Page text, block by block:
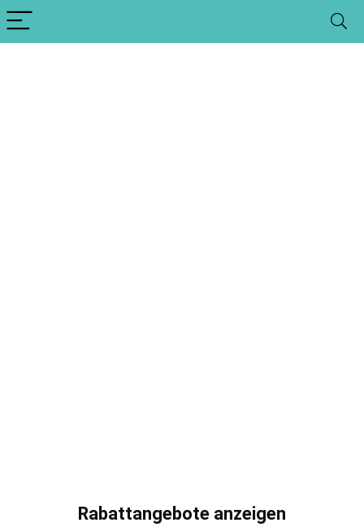
Rabattangebote anzeigen